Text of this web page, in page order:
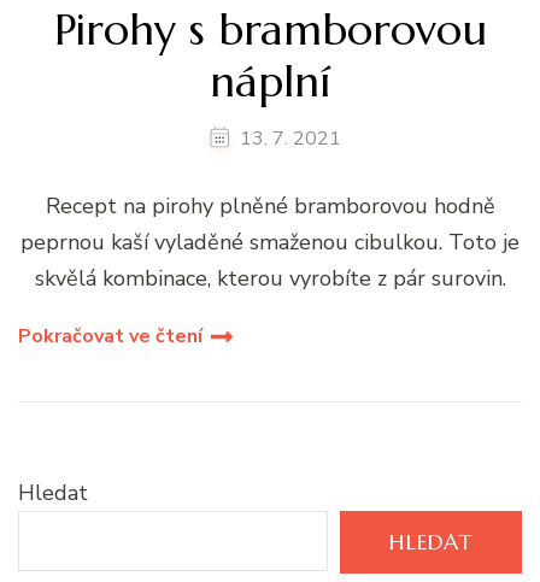
Pirohy s bramborovou
náplní
13. 7. 2021
Recept na pirohy plněné bramborovou hodně
peprnou kaší vyladěné smaženou cibulkou. Toto je
skvělá kombinace, kterou vyrobíte z pár surovin.
Pokračovat ve čtení
Hledat
HLEDAT